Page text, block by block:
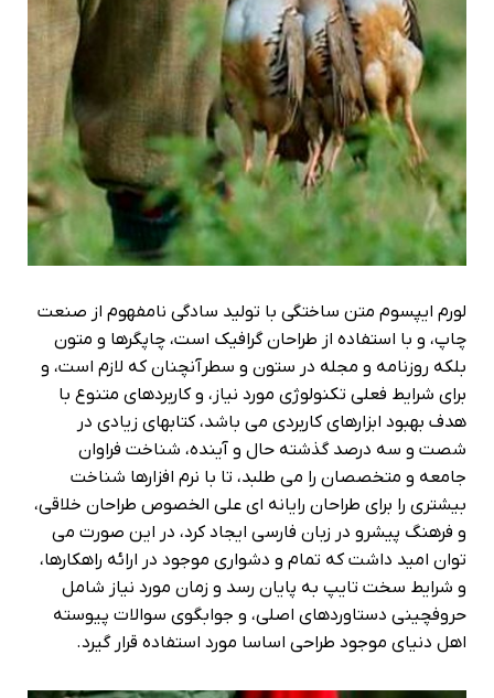
لورم ایپسوم متن ساختگی با تولید سادگی نامفهوم از صنعت
چاپ، و با استفاده از طراحان گرافیک است، چاپگرها و متون
بلکه روزنامه و مجله در ستون و سطرآنچنان که لازم است، و
برای شرایط فعلی تکنولوژی مورد نیاز، و کاربردهای متنوع با
هدف بهبود ابزارهای کاربردی می باشد، کتابهای زیادی در
شصت و سه درصد گذشته حال و آینده، شناخت فراوان
جامعه و متخصصان را می طلبد، تا با نرم افزارها شناخت
بیشتری را برای طراحان رایانه ای علی الخصوص طراحان خلاقی،
و فرهنگ پیشرو در زبان فارسی ایجاد کرد، در این صورت می
توان امید داشت که تمام و دشواری موجود در ارائه راهکارها،
و شرایط سخت تایپ به پایان رسد و زمان مورد نیاز شامل
حروفچینی دستاوردهای اصلی، و جوابگوی سوالات پیوسته
اهل دنیای موجود طراحی اساسا مورد استفاده قرار گیرد.